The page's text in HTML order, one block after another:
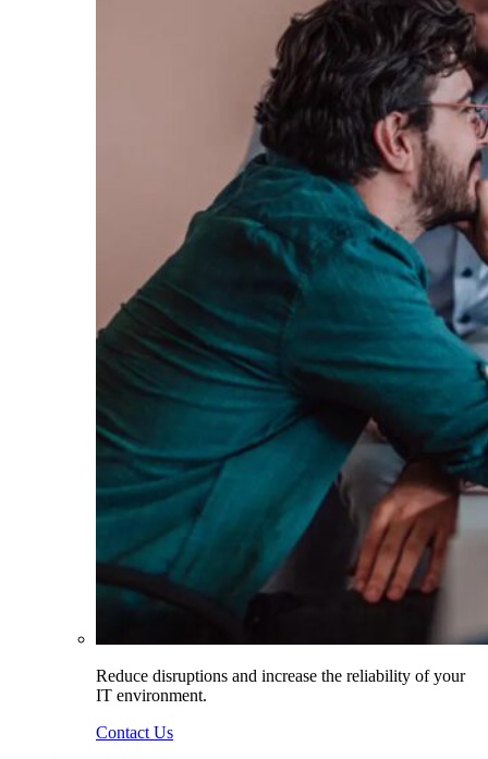
Reduce disruptions and increase the reliability of your
IT environment.
Contact Us